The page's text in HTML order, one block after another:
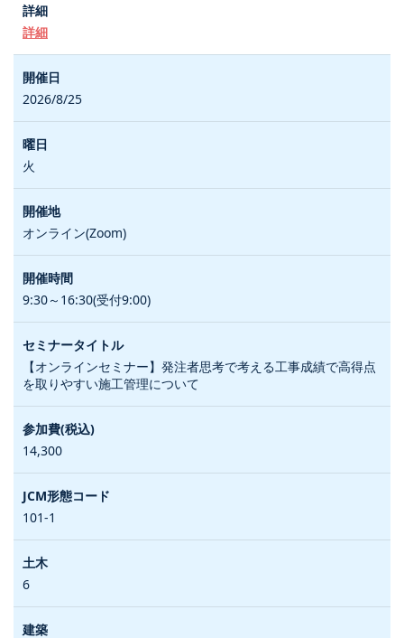
詳細
2026/8/25
火
オンライン(Zoom)
9:30～16:30(受付9:00)
【オンラインセミナー】発注者思考で考える工事成績で高得点
を取りやすい施工管理について
14,300
101-1
6